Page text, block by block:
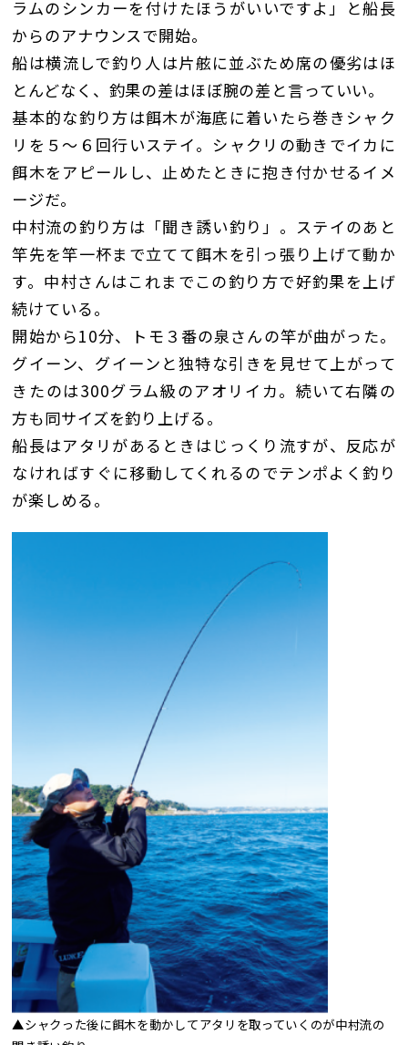
ラムのシンカーを付けたほうがいいですよ」と船長
からのアナウンスで開始。
船は横流しで釣り人は片舷に並ぶため席の優劣はほ
とんどなく、釣果の差はほぼ腕の差と言っていい。
基本的な釣り方は餌木が海底に着いたら巻きシャク
リを５〜６回行いステイ。シャクリの動きでイカに
餌木をアピールし、止めたときに抱き付かせるイメ
ージだ。
中村流の釣り方は「聞き誘い釣り」。ステイのあと
竿先を竿一杯まで立てて餌木を引っ張り上げて動か
す。中村さんはこれまでこの釣り方で好釣果を上げ
続けている。
開始から10分、トモ３番の泉さんの竿が曲がった。
グイーン、グイーンと独特な引きを見せて上がって
きたのは300グラム級のアオリイカ。続いて右隣の
方も同サイズを釣り上げる。
船長はアタリがあるときはじっくり流すが、反応が
なければすぐに移動してくれるのでテンポよく釣り
が楽しめる。
▲シャクった後に餌木を動かしてアタリを取っていくのが中村流の